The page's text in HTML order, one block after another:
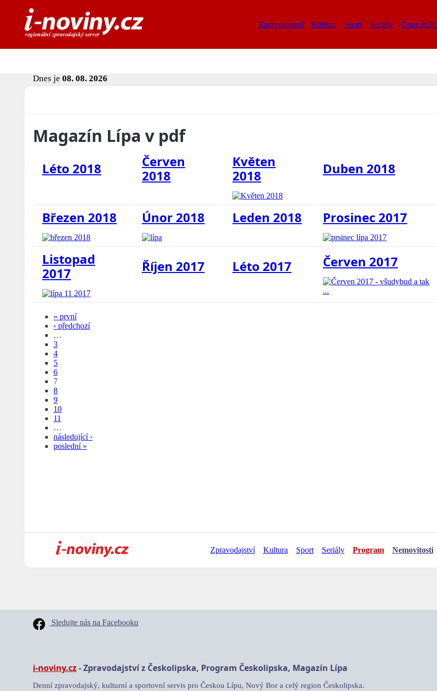
Zpravodajství Kultura Sport Seriály Únor 2026
Dnes je 08. 08. 2026
Magazín Lípa v pdf
Léto 2018
Červen
2018
Květen
2018
Duben 2018
Březen 2018 Únor 2018 Leden 2018 Prosinec 2017
Listopad
2017
Říjen 2017 Léto 2017 Červen 2017
« první
‹ předchozí
…
3
4
5
6
7
8
9
10
11
…
následující ›
poslední »
Zpravodajství Kultura Sport Seriály Program Nemovitosti
Sledujte nás na Facebooku
i-noviny.cz- Zpravodajství z Českolipska, Program Českolipska, Magazín Lípa
Denní zpravodajský, kulturní a sportovní servis pro Českou Lípu, Nový Bor a celý region Českolipska.